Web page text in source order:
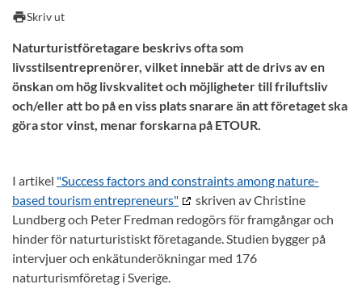
printSkriv ut
Naturturistföretagare beskrivs ofta som
livsstilsentreprenörer, vilket innebär att de drivs av en
önskan om hög livskvalitet och möjligheter till friluftsliv
och/eller att bo på en viss plats snarare än att företaget ska
göra stor vinst, menar forskarna på ETOUR.
I artikel "Success factors and constraints among nature-
based tourism entrepreneurs"
skriven av Christine
Lundberg och Peter Fredman redogörs för framgångar och
hinder för naturturistiskt företagande. Studien bygger på
intervjuer och enkätunderökningar med 176
naturturismföretag i Sverige.